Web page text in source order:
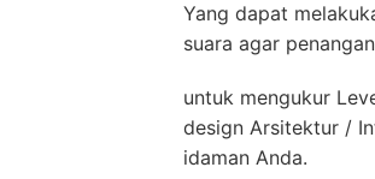
Yang dapat
suara agar
untuk mengukur
design Arsitektur /
idaman Anda.